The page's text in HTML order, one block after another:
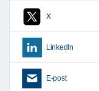
X
LinkedIn
E-post